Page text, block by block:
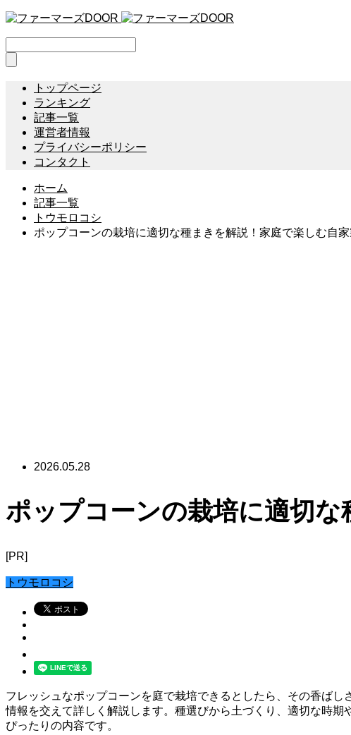
トップページ
ランキング
記事一覧
運営者情報
プライバシーポリシー
コンタクト
ホーム
記事一覧
トウモロコシ
ポップコーンの栽培に適切な種まきを解説！家庭で楽しむ自
2026.05.28
ポップコーンの栽培に適切
[PR]
トウモロコシ
フレッシュなポップコーンを庭で栽培できるとしたら、その香ば
情報を交えて詳しく解説します。種選びから土づくり、適切な時
ぴったりの内容です。